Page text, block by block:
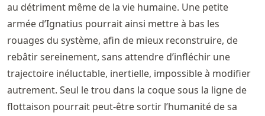
au détriment même de la vie humaine. Une petite
armée d’Ignatius pourrait ainsi mettre à bas les
rouages du système, afin de mieux reconstruire, de
rebâtir sereinement, sans attendre d’infléchir une
trajectoire inéluctable, inertielle, impossible à modifier
autrement. Seul le trou dans la coque sous la ligne de
flottaison pourrait peut-être sortir l’humanité de sa